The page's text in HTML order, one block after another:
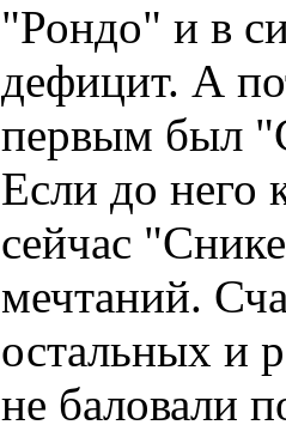
"Рондо" и в
дефицит. А
первым был
Если до него
сейчас
мечтаний.
остальных и
не баловали